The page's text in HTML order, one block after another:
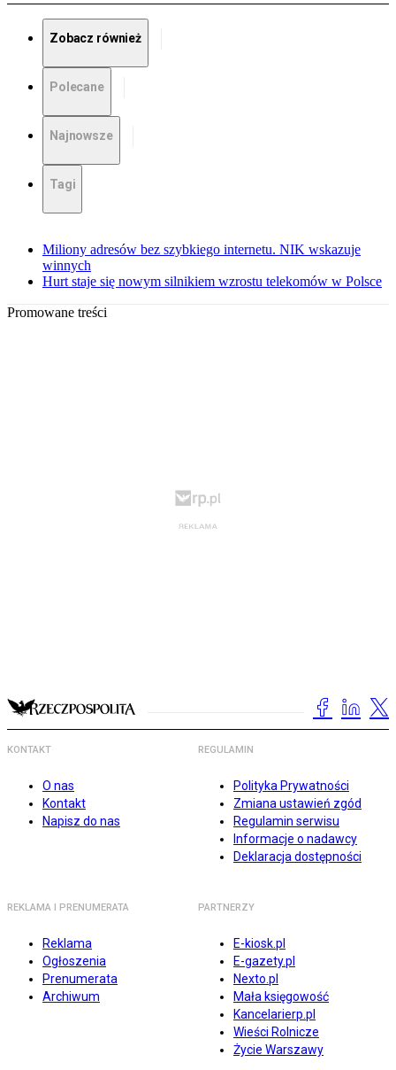
Zobacz również
Polecane
Najnowsze
Tagi
Miliony adresów bez szybkiego internetu. NIK wskazuje
winnych
Hurt staje się nowym silnikiem wzrostu telekomów w Polsce
Promowane treści
KONTAKT
O nas
Kontakt
Napisz do nas
REGULAMIN
Polityka Prywatności
Zmiana ustawień zgód
Regulamin serwisu
Informacje o nadawcy
Deklaracja dostępności
REKLAMA I PRENUMERATA
Reklama
Ogłoszenia
Prenumerata
Archiwum
PARTNERZY
E-kiosk.pl
E-gazety.pl
Nexto.pl
Mała księgowość
Kancelarierp.pl
Wieści Rolnicze
Życie Warszawy